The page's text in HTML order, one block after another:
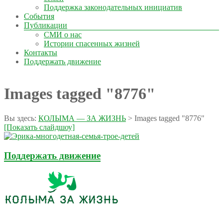
Поддержка законодательных инициатив
События
Публикации
СМИ о нас
Истории спасенных жизней
Контакты
Поддержать движение
Images tagged "8776"
Вы здесь: КОЛЫМА — ЗА ЖИЗНЬ > Images tagged "8776"
[Показать слайдшоу]
Поддержать движение